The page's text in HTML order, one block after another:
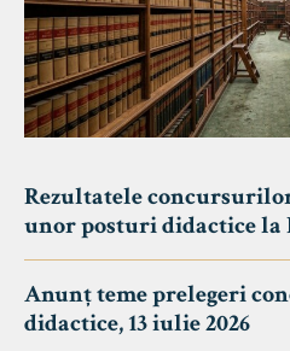
Rezultatele
unor posturi didactice la
Anunț teme prelegeri
didactice, 13 iulie 2026